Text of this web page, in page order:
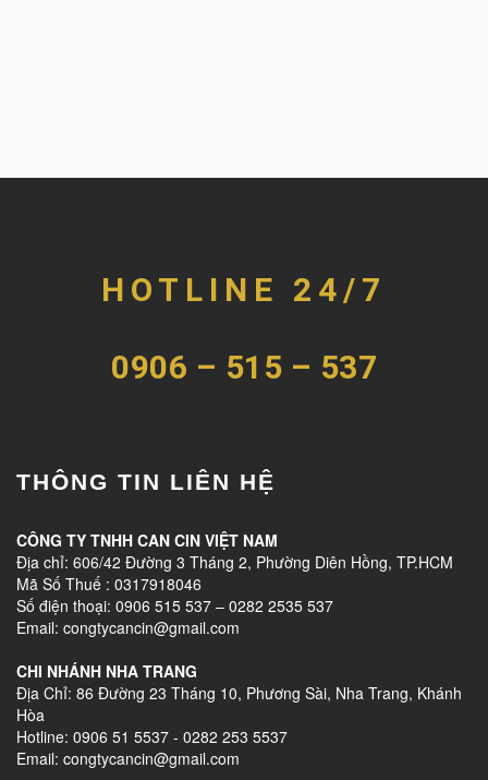
HOTLINE 24/7
0906 – 515 – 537
THÔNG TIN LIÊN HỆ
CÔNG TY TNHH CAN CIN VIỆT NAM
Địa chỉ: 606/42 Đường 3 Tháng 2, Phường Diên Hồng, TP.HCM
Mã Số Thuế : 0317918046
Số điện thoại: 0906 515 537 – 0282 2535 537
Email: congtycancin@gmail.com
CHI NHÁNH NHA TRANG
Địa Chỉ: 86 Đường 23 Tháng 10, Phương Sài, Nha Trang, Khánh
Hòa
Hotline: 0906 51 5537 - 0282 253 5537
Email: congtycancin@gmail.com